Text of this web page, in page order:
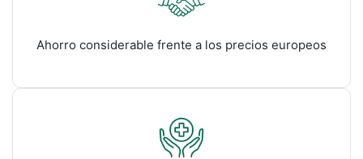
Ahorro considerable frente a los precios europeos